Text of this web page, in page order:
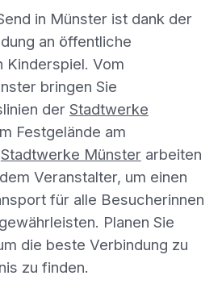
in Münster ist dank der
an öffentliche
Kinderspiel. Vom
bringen Sie
der Stadtwerke
Festgelände am
Stadtwerke Münsterarbeiten
Veranstalter, um einen
für alle Besucherinnen
Planen Sie
die beste Verbindung zu
zu finden.